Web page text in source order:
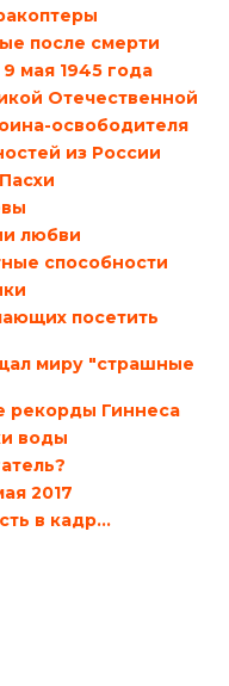
после смерти
мая 1945 года
Отечественной
освободителя
из России
любви
способности
посетить
миру "страшные
рекорды Гиннеса
воды
2017
в кадр…